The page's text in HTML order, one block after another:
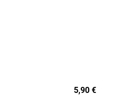
5,90 €